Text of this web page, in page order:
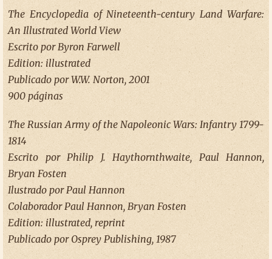
The Encyclopedia of Nineteenth-century Land Warfare:
An Illustrated World View
Escrito por Byron Farwell
Edition: illustrated
Publicado por W.W. Norton, 2001
900 páginas
The Russian Army of the Napoleonic Wars: Infantry 1799-
1814
Escrito por Philip J. Haythornthwaite, Paul Hannon,
Bryan Fosten
Ilustrado por Paul Hannon
Colaborador Paul Hannon, Bryan Fosten
Edition: illustrated, reprint
Publicado por Osprey Publishing, 1987